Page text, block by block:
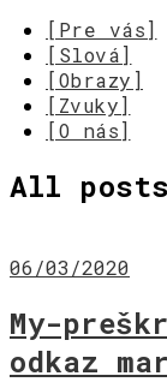
[Pre vás]
[Slová]
[Obrazy]
[Zvuky]
[O nás]
All
06/03/2020
My-
odkaz